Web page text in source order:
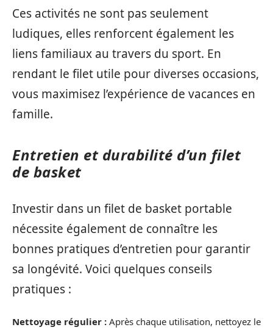
Ces activités ne sont pas seulement
ludiques, elles renforcent également les
liens familiaux au travers du sport. En
rendant le filet utile pour diverses occasions,
vous maximisez l’expérience de vacances en
famille.
Entretien et durabilité d’un filet
de basket
Investir dans un filet de basket portable
nécessite également de connaître les
bonnes pratiques d’entretien pour garantir
sa longévité. Voici quelques conseils
pratiques :
Nettoyage régulier : Après chaque utilisation, nettoyez le